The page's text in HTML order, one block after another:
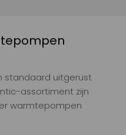
standaard uitgerust
assortiment zijn
warmtepompen